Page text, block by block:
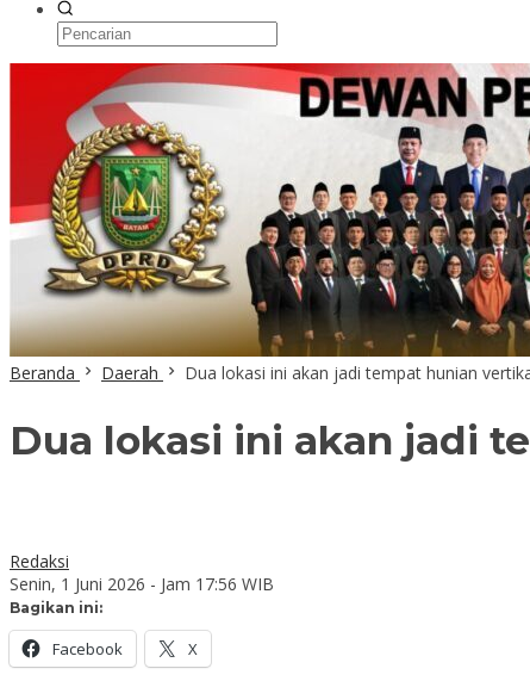
Beranda Daerah Dua lokasi ini akan jadi tempat hunian
Dua lokasi ini akan jadi
Redaksi
Senin, 1 Juni 2026 - Jam 17:56 WIB
Bagikan ini:
Facebook X